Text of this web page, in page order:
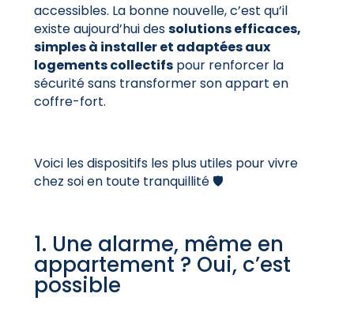
accessibles. La bonne nouvelle, c’est qu’il
existe aujourd’hui dessolutions efficaces,
simples à installer et adaptées aux
logements collectifspour renforcer la
sécurité sans transformer son appart en
coffre-fort.
Voici les dispositifs les plus utiles pour vivre
chez soi en toute tranquillité 🛡️
1. Une alarme, même en
appartement ? Oui, c’est
possible